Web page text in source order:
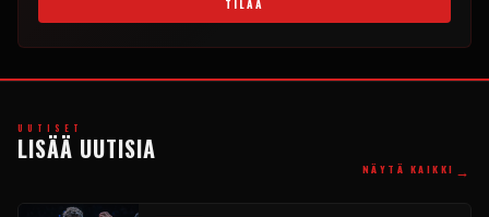
TILAA
UUTISET
LISÄÄ UUTISIA
NÄYTÄ KAIKKI →